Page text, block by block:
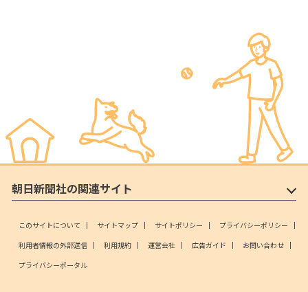
朝日新聞社の関連サイト
このサイトについて サイトマップ サイトポリシー
プライバシーポリシー
利用者情報の外部送信
利用規約 運営会社 広告ガイド
お問い合わせ
プライバシーポータル